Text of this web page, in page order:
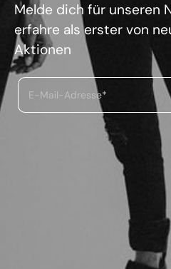
Melde dich für unseren
erfahre als erster von
Aktionen
E-Mail-Adresse*